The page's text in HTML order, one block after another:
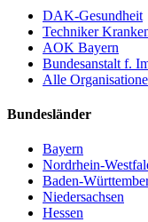
DAK-Gesundheit
Techniker
AOK Bayern
Bundesanstalt f.
Alle
Bundesländer
Bayern
Nordrhein-
Baden-
Niedersachsen
Hessen